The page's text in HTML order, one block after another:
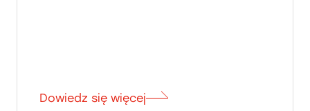
Dowiedz się więcej